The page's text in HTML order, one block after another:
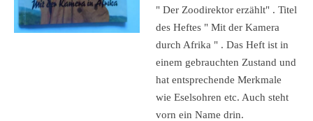
" Der Zoodirektor erzählt" . Titel
des Heftes " Mit der Kamera
durch Afrika " . Das Heft ist in
einem gebrauchten Zustand und
hat entsprechende Merkmale
wie Eselsohren etc. Auch steht
vorn ein Name drin.